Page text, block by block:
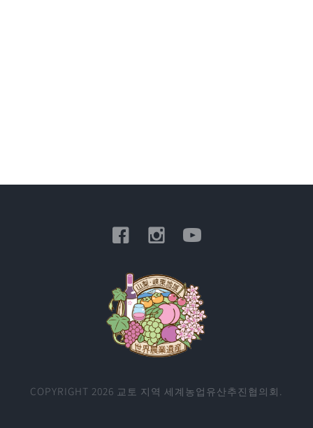
COPYRIGHT 2026 교토 지역 세계농업유산추진협의회.